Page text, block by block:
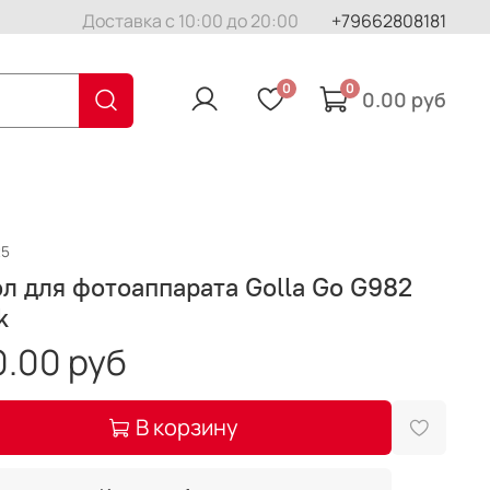
Доставка с 10:00 до 20:00 +79662808181
0 0 0.00 руб
для фотоаппарата Golla Go G982
руб
В корзину